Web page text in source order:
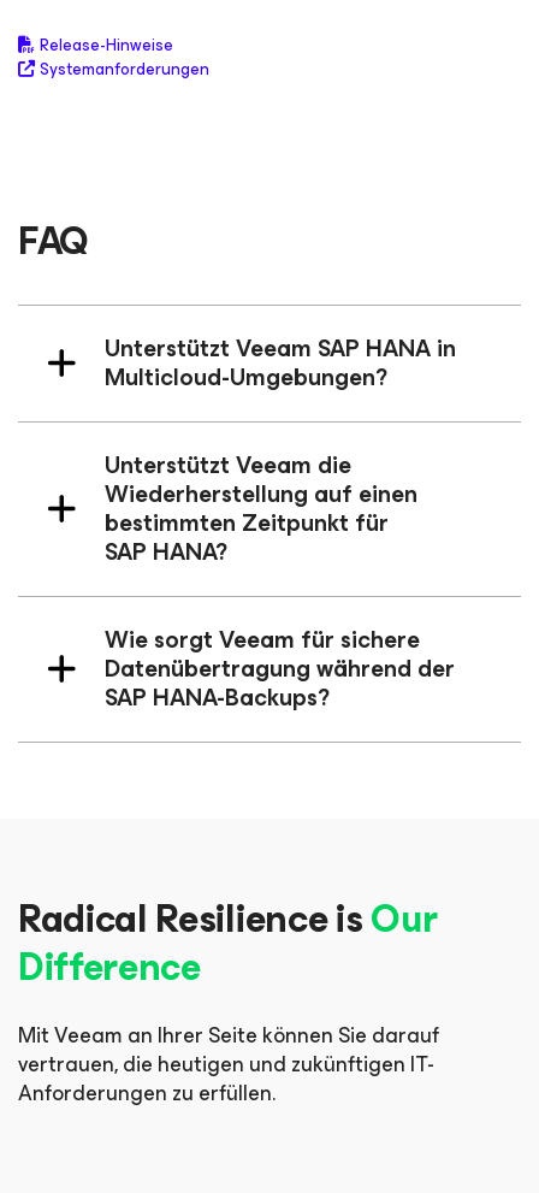
Release-Hinweise
Systemanforderungen
FAQ
Unterstützt Veeam SAP HANA in
Multicloud-Umgebungen?
Unterstützt Veeam die
Wiederherstellung auf einen
bestimmten Zeitpunkt für
SAP HANA?
Wie sorgt Veeam für sichere
Datenübertragung während der
SAP HANA-Backups?
Radical Resilience isOur
Difference
Mit Veeam an Ihrer Seite können Sie darauf
vertrauen, die heutigen und zukünftigen IT-
Anforderungen zu erfüllen.